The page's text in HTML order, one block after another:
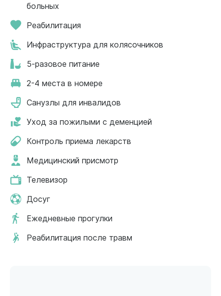
больных
Реабилитация
Инфраструктура для колясочников
5-разовое питание
2-4 места в номере
Санузлы для инвалидов
Уход за пожилыми с деменцией
Контроль приема лекарств
Медицинский присмотр
Телевизор
Досуг
Ежедневные прогулки
Реабилитация после травм